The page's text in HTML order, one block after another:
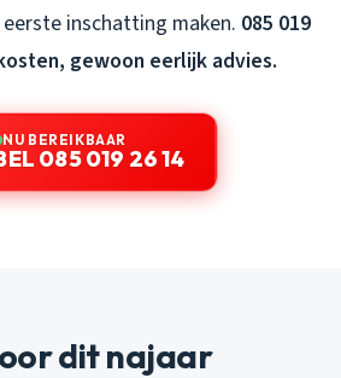
inschatting maken. 085 019
gewoon eerlijk advies.
NU BEREIKBAAR
085 019 26 14
dit najaar